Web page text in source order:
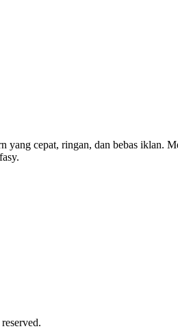
yang cepat, ringan, dan bebas iklan.